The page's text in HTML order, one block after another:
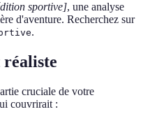
sportive], une analyse
d'aventure. Recherchez sur
.
cruciale de votre
couvrirait :